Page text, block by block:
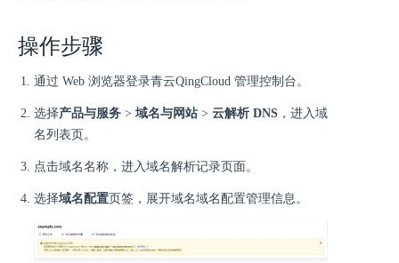
操作步骤
通过 Web 浏览器登录青云QingCloud 管理控制台。
选择产品与服务 > 域名与网站 > 云解析 DNS ，进入域
名列表页。
点击域名名称，进入域名解析记录页面。
选择域名配置页签，展开域名域名配置管理信息。